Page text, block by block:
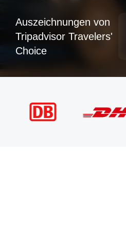
Auszeichnungen von
Tripadvisor Travelers'
Choice